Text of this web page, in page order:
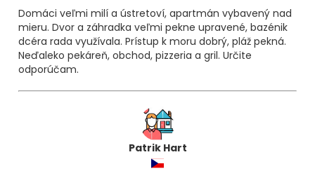
Domáci veľmi milí a ústretoví, apartmán vybavený nad
mieru. Dvor a záhradka veľmi pekne upravené, bazénik
dcéra rada využívala. Prístup k moru dobrý, pláž pekná.
Neďaleko pekáreň, obchod, pizzeria a gril. Určite
odporúčam.
Patrik Hart